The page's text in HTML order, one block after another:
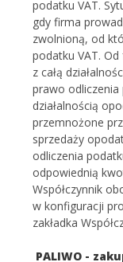
podatku VAT.
gdy firma
zwolnioną, od
podatku VAT.
z całą
prawo odliczenia
działalnością
przemnożone
sprzedaży
odliczenia
odpowiednią
Współczynnik
w konfiguracji
zakładka
PALIWO -